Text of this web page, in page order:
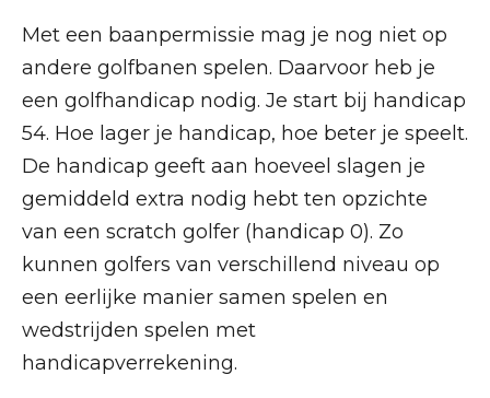
Met een baanpermissie mag je nog niet op
andere golfbanen spelen. Daarvoor heb je
een golfhandicap nodig. Je start bij handicap
54. Hoe lager je handicap, hoe beter je speelt.
De handicap geeft aan hoeveel slagen je
gemiddeld extra nodig hebt ten opzichte
van een scratch golfer (handicap 0). Zo
kunnen golfers van verschillend niveau op
een eerlijke manier samen spelen en
wedstrijden spelen met
handicapverrekening.